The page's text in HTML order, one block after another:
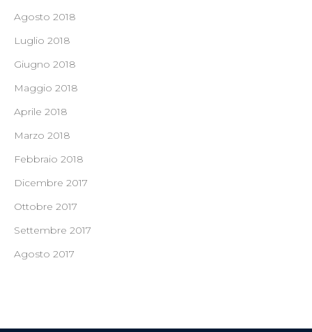
Agosto 2018
Luglio 2018
Giugno 2018
Maggio 2018
Aprile 2018
Marzo 2018
Febbraio 2018
Dicembre 2017
Ottobre 2017
Settembre 2017
Agosto 2017